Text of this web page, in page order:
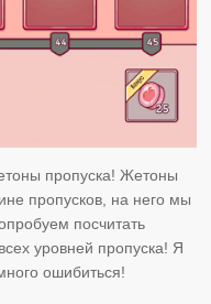
пропуска! Жетоны
пропусков, на него мы
посчитать
уровней пропуска! Я
ошибиться!